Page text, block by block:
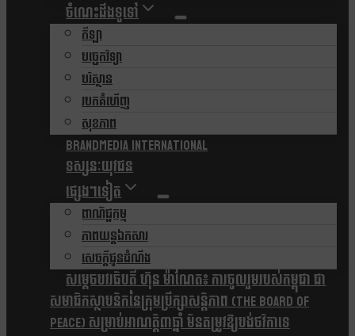
ចំណេះដឹងទូទៅ
កីឡា
បច្ចេកវិទ្យា
បរិស្ថាន
របកគំហើញ
សុខភាព
Brandmedia international
ទស្សនៈយុវជន
ផ្សេងៗទៀត
ពាណិជ្ជកម្ម
ភាពយន្តឯកសារ
សេចក្តីជូនដំណឹង
សម្តេចបវរធិបតី ហ៊ុន ម៉ាណែត៖ ការចូលរួមរបស់កម្ពុជា ជា
សមាជិកស្ថាបនិកនៃក្រុមប្រឹក្សាសន្តិភាព (The Board Of
Peace) សម្រាប់អាណត្តិ៣ឆ្នាំ មិនតម្រូវឱ្យបង់ថវិកាទេ